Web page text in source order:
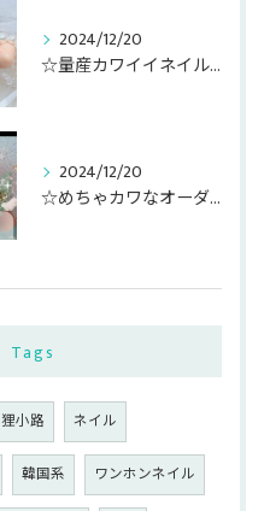
2024/12/20
☆量産カワイイネイルパーツゴテ盛り☆
2024/12/20
☆めちゃカワなオーダー3D作成している適当ネイリスト☆
Tags
狸小路 ネイル
韓国系 ワンホンネイル